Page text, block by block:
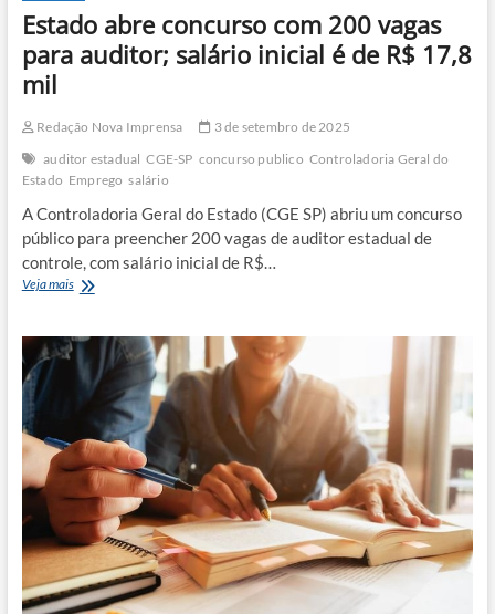
Estado abre concurso com 200 vagas
para auditor; salário inicial é de R$ 17,8
mil
Redação Nova Imprensa
3 de setembro de 2025
auditor estadual CGE-SP concurso publico Controladoria Geral do
Estado Emprego salário
A Controladoria Geral do Estado (CGE SP) abriu um concurso
público para preencher 200 vagas de auditor estadual de
controle, com salário inicial de R$…
Veja maisEstado
com
200
vagas
para
auditor;
salário
inicial
de
R$
17,8